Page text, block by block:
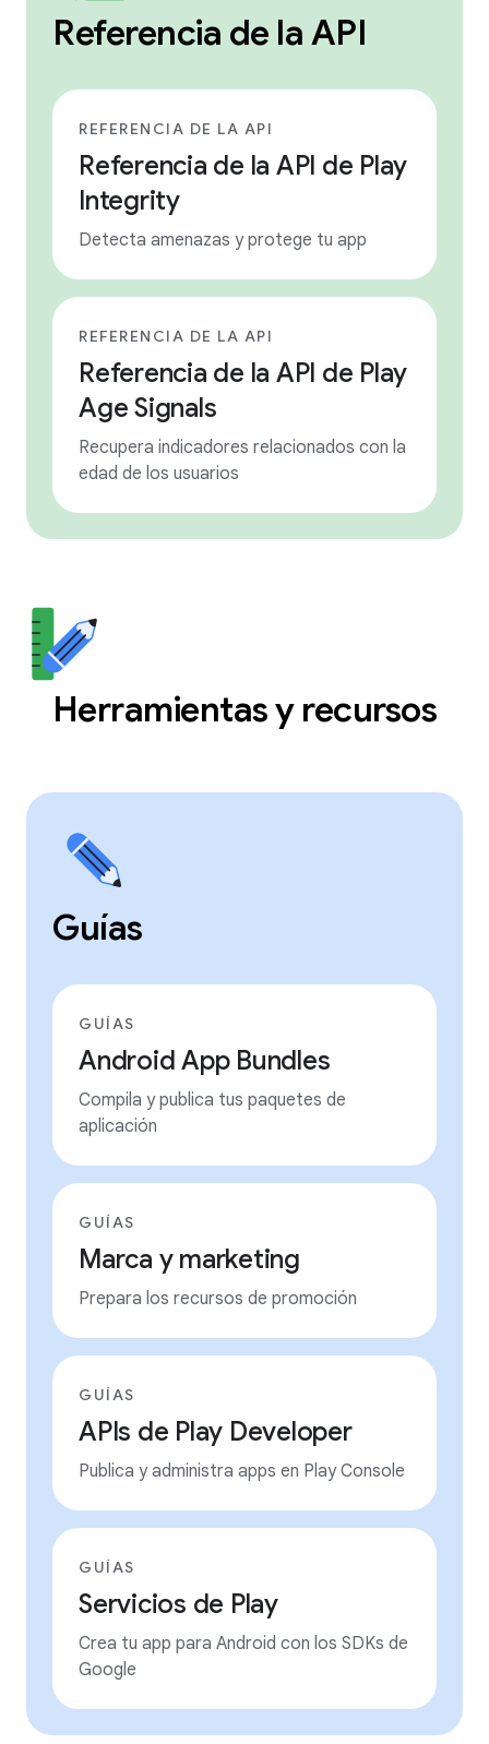
Referencia de la API
REFERENCIA DE LA API
Referencia de la API de Play
Integrity
Detecta amenazas y protege tu app
REFERENCIA DE LA API
Referencia de la API de Play
Age Signals
Recupera indicadores relacionados con la
edad de los usuarios
Herramientas y recursos
Guías
GUÍAS
Android App Bundles
Compila y publica tus paquetes de
aplicación
GUÍAS
Marca y marketing
Prepara los recursos de promoción
GUÍAS
APIs de Play Developer
Publica y administra apps en Play Console
GUÍAS
Servicios de Play
Crea tu app para Android con los SDKs de
Google